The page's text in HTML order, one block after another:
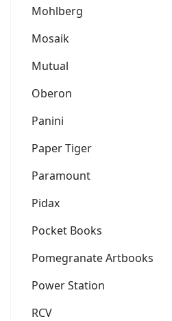
Mohlberg
Mosaik
Mutual
Oberon
Panini
Paper Tiger
Paramount
Pidax
Pocket Books
Pomegranate Artbooks
Power Station
RCV